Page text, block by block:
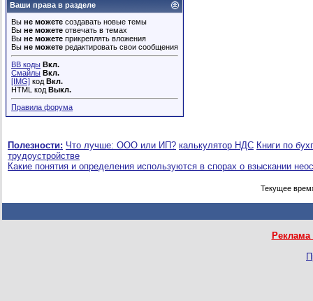
Ваши права в разделе
Вы не можете создавать новые темы
Вы не можете отвечать в темах
Вы не можете прикреплять вложения
Вы не можете редактировать свои сообщения
BB коды Вкл.
Смайлы Вкл.
[IMG] код Вкл.
HTML код Выкл.
Правила форума
Полезности: Что лучше: ООО или ИП? калькулятор НДС Книги по
трудоустройстве
Какие понятия и определения используются в спорах о взыскании
Текущее